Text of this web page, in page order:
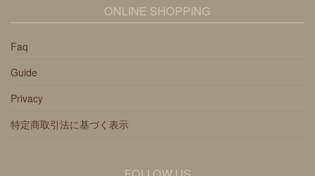
ONLINE SHOPPING
Faq
Guide
Privacy
特定商取引法に基づく表示